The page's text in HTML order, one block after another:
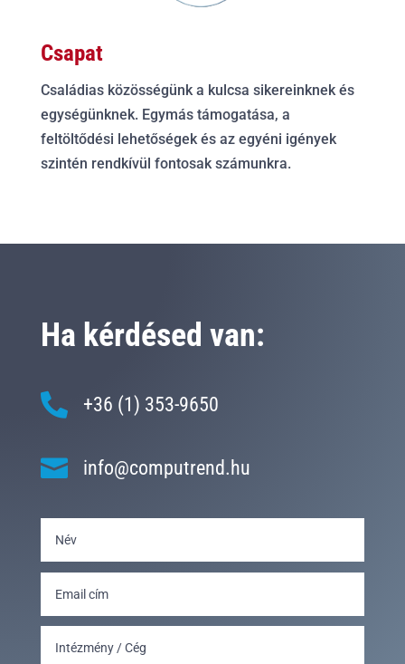
Csapat
Családias közösségünk a kulcsa sikereinknek és
egységünknek. Egymás támogatása, a
feltöltődési lehetőségek és az egyéni igények
szintén rendkívül fontosak számunkra.
Ha kérdésed van:
 +36 (1) 353-9650
 info@computrend.hu